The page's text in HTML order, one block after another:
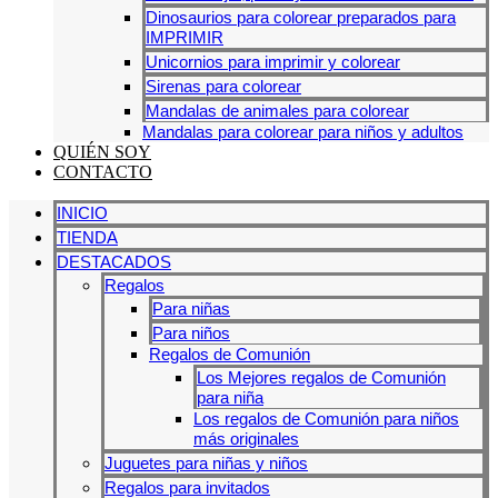
Dinosaurios para colorear preparados para
IMPRIMIR
Unicornios para imprimir y colorear
Sirenas para colorear
Mandalas de animales para colorear
Mandalas para colorear para niños y adultos
QUIÉN SOY
CONTACTO
INICIO
TIENDA
DESTACADOS
Regalos
Para niñas
Para niños
Regalos de Comunión
Los Mejores regalos de Comunión
para niña
Los regalos de Comunión para niños
más originales
Juguetes para niñas y niños
Regalos para invitados